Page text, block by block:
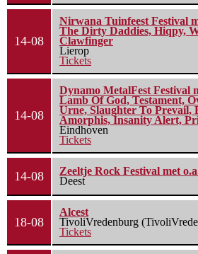
14-08
Nirwana Tuinfeest Festival
The Dirty Daddies, Hiqpy,
Clawfinger
Lierop
Tickets
14-08
Dynamo MetalFest Festival
Lamb Of God, Testament,
Urne, Slaughter To Prevail,
Amorphis, Insanity Alert,
Eindhoven
Tickets
14-08
Zeeltje Rock Festival met
Deest
18-08
Alcest
TivoliVredenburg
Tickets